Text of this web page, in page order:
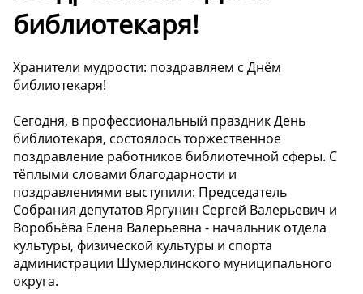
библиотекаря!
Хранители мудрости: поздравляем с Днём
библиотекаря!
Сегодня, в профессиональный праздник День
библиотекаря, состоялось торжественное
поздравление работников библиотечной сферы. С
тёплыми словами благодарности и
поздравлениями выступили: Председатель
Собрания депутатов Яргунин Сергей Валерьевич и
Воробьёва Елена Валерьевна - начальник отдела
культуры, физической культуры и спорта
администрации Шумерлинского муниципального
округа.